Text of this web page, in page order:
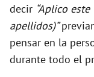
decir “Aplico
apellidos)”
pensar en la
durante todo el